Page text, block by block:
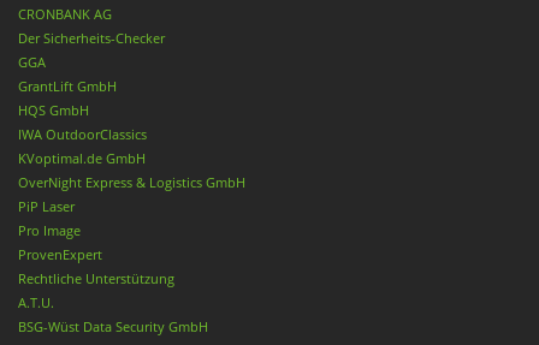
CRONBANK AG
Der Sicherheits-Checker
GGA
GrantLift GmbH
HQS GmbH
IWA OutdoorClassics
KVoptimal.de GmbH
OverNight Express & Logistics GmbH
PiP Laser
Pro Image
ProvenExpert
Rechtliche Unterstützung
A.T.U.
BSG-Wüst Data Security GmbH